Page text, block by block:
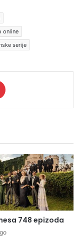
online
serije
748 epizoda